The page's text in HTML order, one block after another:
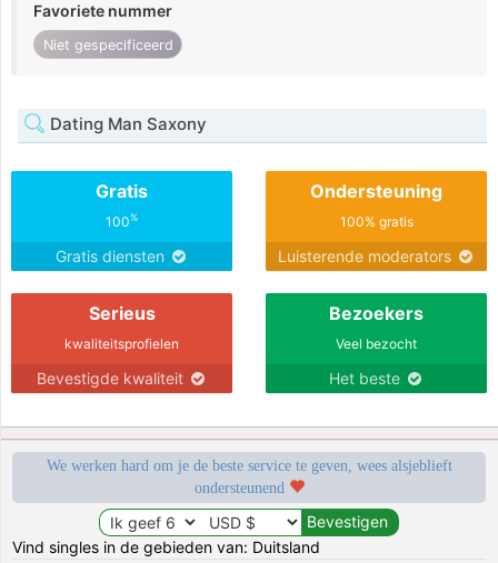
Favoriete nummer
Niet gespecificeerd
Dating Man Saxony
Gratis
100%
Gratis diensten
Ondersteuning
100% gratis
Luisterende moderators
Serieus
kwaliteitsprofielen
Bevestigde kwaliteit
Bezoekers
Veel bezocht
Het beste
We werken hard om je de beste service te geven, wees alsjeblieft
ondersteunend
Vind singles in de gebieden van: Duitsland